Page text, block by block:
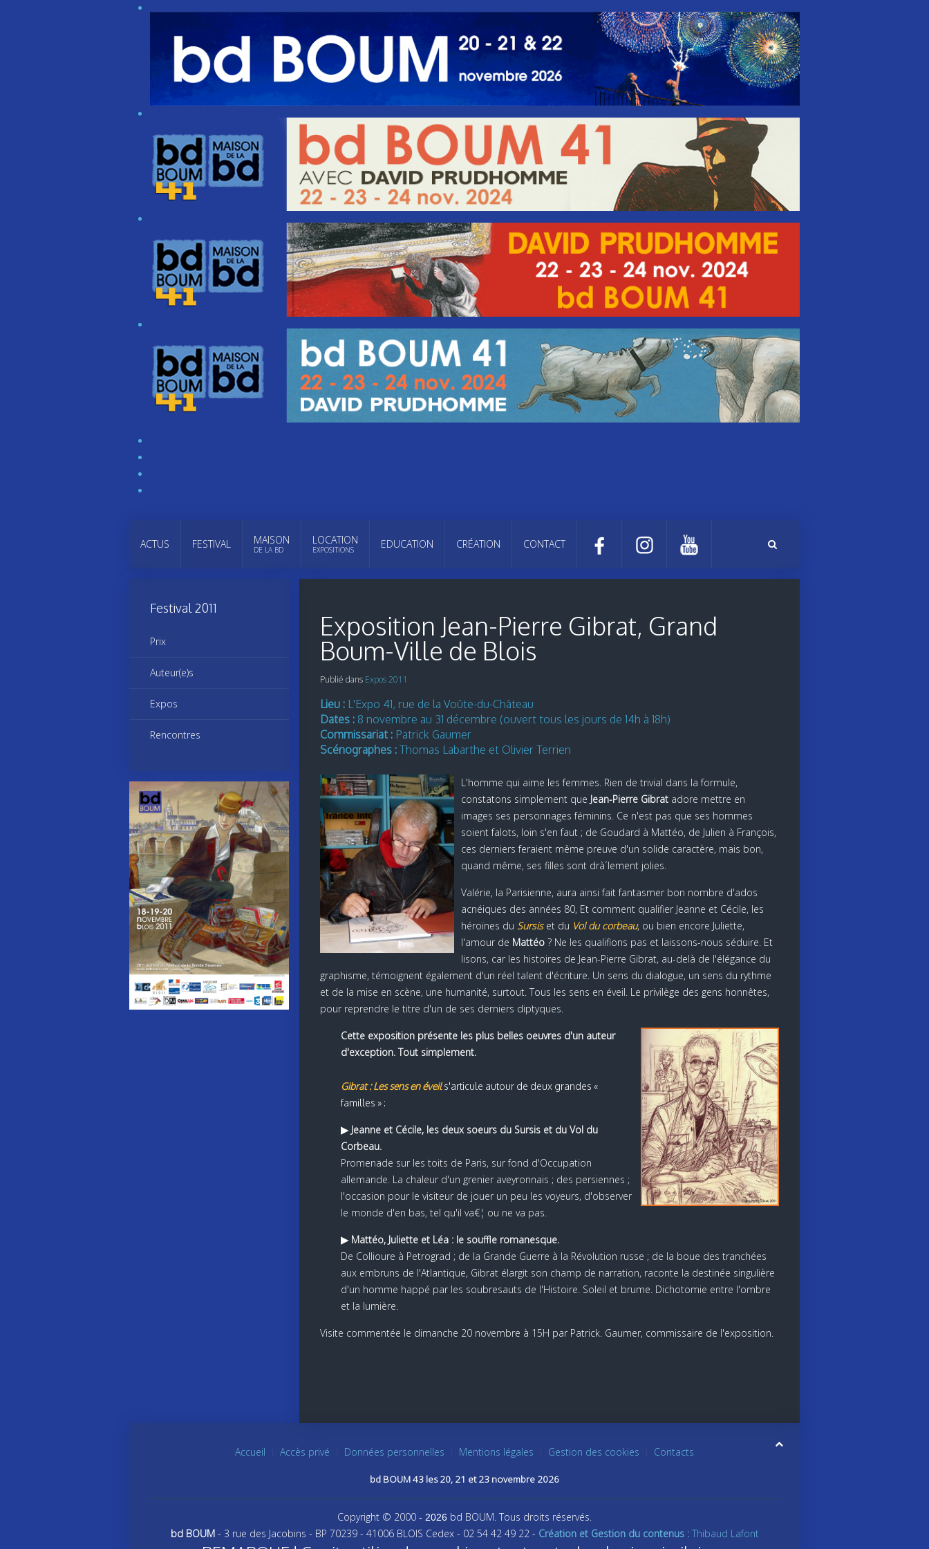
ACTUS FESTIVAL MAISON
DE LA BD
LOCATION
EXPOSITIONS EDUCATION CRÉATION CONTACT
Exposition Jean-Pierre Gibrat, Grand
Boum-Ville de Blois
Publié dans Expos 2011
Lieu : L'Expo 41, rue de la Voûte-du-Château
Dates : 8 novembre au 31 décembre (ouvert tous les jours de 14h à 18h)
Commissariat : Patrick Gaumer
Scénographes : Thomas Labarthe et Olivier Terrien
L'homme qui aime les femmes. Rien de trivial dans la formule,
constatons simplement que Jean-Pierre Gibrat adore mettre en
images ses personnages féminins. Ce n'est pas que ses hommes
soient falots, loin s'en faut ; de Goudard à Mattéo, de Julien à François,
ces derniers feraient même preuve d'un solide caractère, mais bon,
quand même, ses filles sont drà´lement jolies.
Valérie, la Parisienne, aura ainsi fait fantasmer bon nombre d'ados
acnéiques des années 80, Et comment qualifier Jeanne et Cécile, les
héroïnes du Sursiset du Vol du corbeau, ou bien encore Juliette,
l'amour de Mattéo ? Ne les qualifions pas et laissons-nous séduire. Et
lisons, car les histoires de Jean-Pierre Gibrat, au-delà de l'élégance du
graphisme, témoignent également d'un réel talent d'écriture. Un sens du dialogue, un sens du rythme
et de la mise en scène, une humanité, surtout. Tous les sens en éveil. Le privilège des gens honnêtes,
pour reprendre le titre d'un de ses derniers diptyques.
Cette exposition présente les plus belles oeuvres d'un auteur
d'exception. Tout simplement.
Gibrat : Les sens en éveils'articule autour de deux grandes «
familles » :
▶ Jeanne et Cécile, les deux soeurs du Sursis et du Vol du
Corbeau.
Promenade sur les toits de Paris, sur fond d'Occupation
allemande. La chaleur d'un grenier aveyronnais ; des persiennes ;
l'occasion pour le visiteur de jouer un peu les voyeurs, d'observer
le monde d'en bas, tel qu'il va€¦ ou ne va pas.
▶ Mattéo, Juliette et Léa : le souffle romanesque.
De Collioure à Petrograd ; de la Grande Guerre à la Révolution russe ; de la boue des tranchées
aux embruns de l'Atlantique, Gibrat élargit son champ de narration, raconte la destinée singulière
d'un homme happé par les soubresauts de l'Histoire. Soleil et brume. Dichotomie entre l'ombre
et la lumière.
Visite commentée le dimanche 20 novembre à 15H par Patrick. Gaumer, commissaire de l'exposition.
Festival 2011
Prix
Auteur(e)s
Expos
Rencontres
Accueil Accès privé Données personnelles Mentions légales Gestion des cookies Contacts
bd BOUM 43 les 20, 21 et 23 novembre 2026
Copyright © 2000 - 2026 bd BOUM. Tous droits réservés.
bd BOUM- 3 rue des Jacobins - BP 70239 - 41006 BLOIS Cedex - 02 54 42 49 22 - Création et Gestion du contenus :Thibaud Lafont